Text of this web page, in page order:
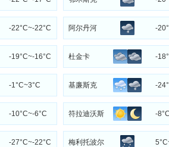
-22°C~-22°C 阿尔丹河 -
-19°C~-16°C 杜金卡 -
-1°C~3°C 基廉斯克 -
-10°C~-6°C 符拉迪沃斯 -
-27°C~-22°C 梅利托波尔